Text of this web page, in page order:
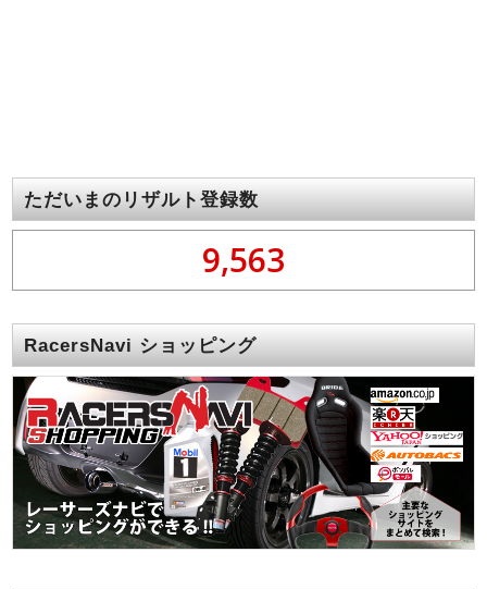
ただいまのリザルト登録数
9,563
RacersNavi ショッピング